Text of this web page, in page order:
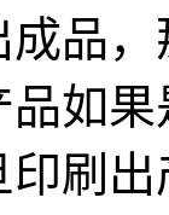
品
如
刷